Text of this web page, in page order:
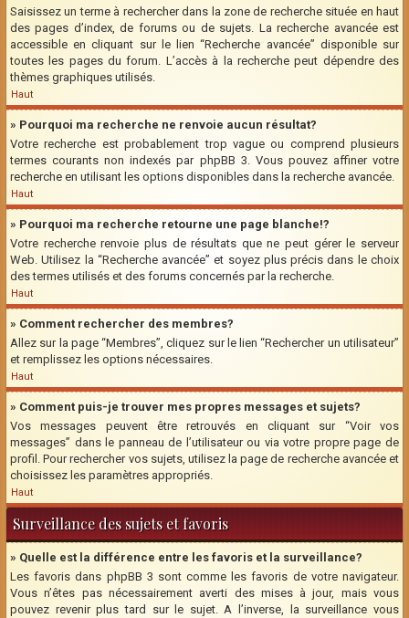
Saisissez un terme à rechercher dans la zone de recherche située en haut
des pages d’index, de forums ou de sujets. La recherche avancée est
accessible en cliquant sur le lien “Recherche avancée” disponible sur
toutes les pages du forum. L’accès à la recherche peut dépendre des
thèmes graphiques utilisés.
Haut
» Pourquoi ma recherche ne renvoie aucun résultat?
Votre recherche est probablement trop vague ou comprend plusieurs
termes courants non indexés par phpBB 3. Vous pouvez affiner votre
recherche en utilisant les options disponibles dans la recherche avancée.
Haut
» Pourquoi ma recherche retourne une page blanche!?
Votre recherche renvoie plus de résultats que ne peut gérer le serveur
Web. Utilisez la “Recherche avancée” et soyez plus précis dans le choix
des termes utilisés et des forums concernés par la recherche.
Haut
» Comment rechercher des membres?
Allez sur la page “Membres”, cliquez sur le lien “Rechercher un utilisateur”
et remplissez les options nécessaires.
Haut
» Comment puis-je trouver mes propres messages et sujets?
Vos messages peuvent être retrouvés en cliquant sur “Voir vos
messages” dans le panneau de l’utilisateur ou via votre propre page de
profil. Pour rechercher vos sujets, utilisez la page de recherche avancée et
choisissez les paramètres appropriés.
Haut
Surveillance des sujets et favoris
» Quelle est la différence entre les favoris et la surveillance?
Les favoris dans phpBB 3 sont comme les favoris de votre navigateur.
Vous n’êtes pas nécessairement averti des mises à jour, mais vous
pouvez revenir plus tard sur le sujet. A l’inverse, la surveillance vous